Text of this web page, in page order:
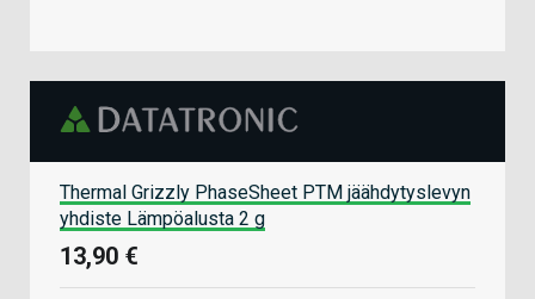
Thermal Grizzly PhaseSheet PTM jäähdytyslevyn
yhdiste Lämpöalusta 2 g
13,90 €